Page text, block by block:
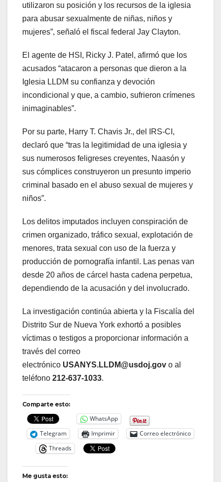
utilizaron su posición y los recursos de la iglesia
para abusar sexualmente de niñas, niños y
mujeres”, señaló el fiscal federal Jay Clayton.
El agente de HSI, Ricky J. Patel, afirmó que los
acusados “atacaron a personas que dieron a la
Iglesia LLDM su confianza y devoción
incondicional y que, a cambio, sufrieron crímenes
inimaginables”.
Por su parte, Harry T. Chavis Jr., del IRS-CI,
declaró que “tras la legitimidad de una iglesia y
sus numerosos feligreses creyentes, Naasón y
sus cómplices construyeron un presunto imperio
criminal basado en el abuso sexual de mujeres y
niños”.
Los delitos imputados incluyen conspiración de
crimen organizado, tráfico sexual, explotación de
menores, trata sexual con uso de la fuerza y
producción de pornografía infantil. Las penas van
desde 20 años de cárcel hasta cadena perpetua,
dependiendo de la acusación y del involucrado.
La investigación continúa abierta y la Fiscalía del
Distrito Sur de Nueva York exhortó a posibles
víctimas o testigos a proporcionar información a
través del correo
electrónico USANYS.LLDM@usdoj.gov o al
teléfono 212-637-1033.
Comparte esto:
WhatsApp
Telegram
Imprimir
Correo electrónico
Threads
Me gusta esto: